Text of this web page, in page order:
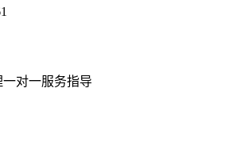
对一服务指导